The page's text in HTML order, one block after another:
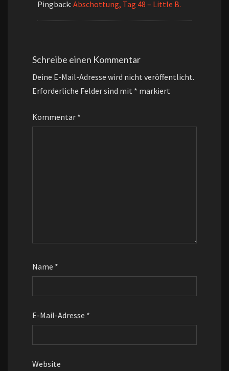
Pingback: Abschottung, Tag 48 – Little B.
Schreibe einen Kommentar
Deine E-Mail-Adresse wird nicht veröffentlicht.
Erforderliche Felder sind mit * markiert
Kommentar *
Name *
E-Mail-Adresse *
Website